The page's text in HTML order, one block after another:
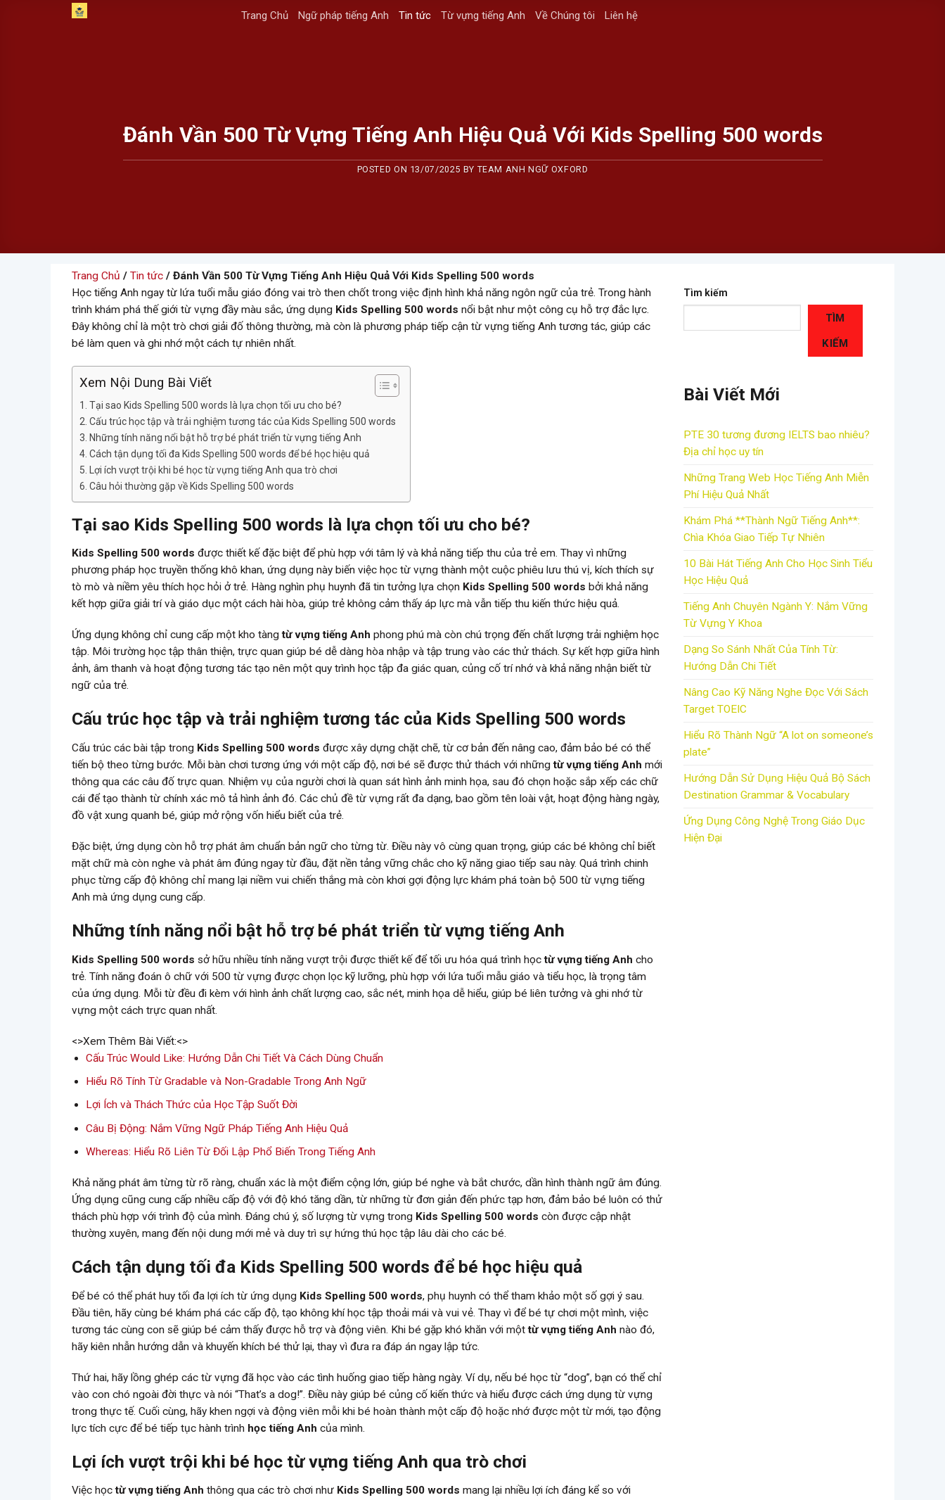
Trang Chủ Ngữ pháp tiếng Anh Tin tức Từ vựng tiếng Anh Về Chúng tôi Liên hệ
Đánh Vần 500 Từ Vựng Tiếng Anh Hiệu Quả Với Kids Spelling 500 words
POSTED ON 13/07/2025 BY TEAM ANH NGỮ OXFORD
Trang Chủ / Tin tức / Đánh Vần 500 Từ Vựng Tiếng Anh Hiệu Quả Với Kids Spelling 500 words
Học tiếng Anh ngay từ lứa tuổi mẫu giáo đóng vai trò then chốt trong việc định hình khả năng ngôn ngữ của trẻ. Trong hành
trình khám phá thế giới từ vựng đầy màu sắc, ứng dụng Kids Spelling 500 words nổi bật như một công cụ hỗ trợ đắc lực.
Đây không chỉ là một trò chơi giải đố thông thường, mà còn là phương pháp tiếp cận từ vựng tiếng Anh tương tác, giúp các
bé làm quen và ghi nhớ một cách tự nhiên nhất.
Xem Nội Dung Bài Viết
Tại sao Kids Spelling 500 words là lựa chọn tối ưu cho bé?
Cấu trúc học tập và trải nghiệm tương tác của Kids Spelling 500 words
Những tính năng nổi bật hỗ trợ bé phát triển từ vựng tiếng Anh
Cách tận dụng tối đa Kids Spelling 500 words để bé học hiệu quả
Lợi ích vượt trội khi bé học từ vựng tiếng Anh qua trò chơi
Câu hỏi thường gặp về Kids Spelling 500 words
Tại sao Kids Spelling 500 words là lựa chọn tối ưu cho bé?
Kids Spelling 500 words được thiết kế đặc biệt để phù hợp với tâm lý và khả năng tiếp thu của trẻ em. Thay vì những
phương pháp học truyền thống khô khan, ứng dụng này biến việc học từ vựng thành một cuộc phiêu lưu thú vị, kích thích sự
tò mò và niềm yêu thích học hỏi ở trẻ. Hàng nghìn phụ huynh đã tin tưởng lựa chọn Kids Spelling 500 words bởi khả năng
kết hợp giữa giải trí và giáo dục một cách hài hòa, giúp trẻ không cảm thấy áp lực mà vẫn tiếp thu kiến thức hiệu quả.
Ứng dụng không chỉ cung cấp một kho tàngtừ vựng tiếng Anh phong phú mà còn chú trọng đến chất lượng trải nghiệm học
tập. Môi trường học tập thân thiện, trực quan giúp bé dễ dàng hòa nhập và tập trung vào các thử thách. Sự kết hợp giữa hình
ảnh, âm thanh và hoạt động tương tác tạo nên một quy trình học tập đa giác quan, củng cố trí nhớ và khả năng nhận biết từ
ngữ của trẻ.
Cấu trúc học tập và trải nghiệm tương tác của Kids Spelling 500 words
Cấu trúc các bài tập trong Kids Spelling 500 words được xây dựng chặt chẽ, từ cơ bản đến nâng cao, đảm bảo bé có thể
tiến bộ theo từng bước. Mỗi bàn chơi tương ứng với một cấp độ, nơi bé sẽ được thử thách với nhữngtừ vựng tiếng Anh mới
thông qua các câu đố trực quan. Nhiệm vụ của người chơi là quan sát hình ảnh minh họa, sau đó chọn hoặc sắp xếp các chữ
cái để tạo thành từ chính xác mô tả hình ảnh đó. Các chủ đề từ vựng rất đa dạng, bao gồm tên loài vật, hoạt động hàng ngày,
đồ vật xung quanh bé, giúp mở rộng vốn hiểu biết của trẻ.
Đặc biệt, ứng dụng còn hỗ trợ phát âm chuẩn bản ngữ cho từng từ. Điều này vô cùng quan trọng, giúp các bé không chỉ biết
mặt chữ mà còn nghe và phát âm đúng ngay từ đầu, đặt nền tảng vững chắc cho kỹ năng giao tiếp sau này. Quá trình chinh
phục từng cấp độ không chỉ mang lại niềm vui chiến thắng mà còn khơi gợi động lực khám phá toàn bộ 500 từ vựng tiếng
Anh mà ứng dụng cung cấp.
Những tính năng nổi bật hỗ trợ bé phát triển từ vựng tiếng Anh
Kids Spelling 500 words sở hữu nhiều tính năng vượt trội được thiết kế để tối ưu hóa quá trình họctừ vựng tiếng Anh cho
trẻ. Tính năng đoán ô chữ với 500 từ vựng được chọn lọc kỹ lưỡng, phù hợp với lứa tuổi mẫu giáo và tiểu học, là trọng tâm
của ứng dụng. Mỗi từ đều đi kèm với hình ảnh chất lượng cao, sắc nét, minh họa dễ hiểu, giúp bé liên tưởng và ghi nhớ từ
vựng một cách trực quan nhất.
<>Xem Thêm Bài Viết:<>
Cấu Trúc Would Like: Hướng Dẫn Chi Tiết Và Cách Dùng Chuẩn
Hiểu Rõ Tính Từ Gradable và Non-Gradable Trong Anh Ngữ
Lợi Ích và Thách Thức của Học Tập Suốt Đời
Câu Bị Động: Nắm Vững Ngữ Pháp Tiếng Anh Hiệu Quả
Whereas: Hiểu Rõ Liên Từ Đối Lập Phổ Biến Trong Tiếng Anh
Khả năng phát âm từng từ rõ ràng, chuẩn xác là một điểm cộng lớn, giúp bé nghe và bắt chước, dần hình thành ngữ âm đúng.
Ứng dụng cũng cung cấp nhiều cấp độ với độ khó tăng dần, từ những từ đơn giản đến phức tạp hơn, đảm bảo bé luôn có thử
thách phù hợp với trình độ của mình. Đáng chú ý, số lượng từ vựng trong Kids Spelling 500 words còn được cập nhật
thường xuyên, mang đến nội dung mới mẻ và duy trì sự hứng thú học tập lâu dài cho các bé.
Cách tận dụng tối đa Kids Spelling 500 words để bé học hiệu quả
Để bé có thể phát huy tối đa lợi ích từ ứng dụng Kids Spelling 500 words, phụ huynh có thể tham khảo một số gợi ý sau.
Đầu tiên, hãy cùng bé khám phá các cấp độ, tạo không khí học tập thoải mái và vui vẻ. Thay vì để bé tự chơi một mình, việc
tương tác cùng con sẽ giúp bé cảm thấy được hỗ trợ và động viên. Khi bé gặp khó khăn với mộttừ vựng tiếng Anh nào đó,
hãy kiên nhẫn hướng dẫn và khuyến khích bé thử lại, thay vì đưa ra đáp án ngay lập tức.
Thứ hai, hãy lồng ghép các từ vựng đã học vào các tình huống giao tiếp hàng ngày. Ví dụ, nếu bé học từ “dog”, bạn có thể chỉ
vào con chó ngoài đời thực và nói “That’s a dog!”. Điều này giúp bé củng cố kiến thức và hiểu được cách ứng dụng từ vựng
trong thực tế. Cuối cùng, hãy khen ngợi và động viên mỗi khi bé hoàn thành một cấp độ hoặc nhớ được một từ mới, tạo động
lực tích cực để bé tiếp tục hành trình học tiếng Anh của mình.
Lợi ích vượt trội khi bé học từ vựng tiếng Anh qua trò chơi
Việc họctừ vựng tiếng Anh thông qua các trò chơi như Kids Spelling 500 words mang lại nhiều lợi ích đáng kể so với
Tìm kiếm
TÌM
KIẾM
Bài Viết Mới
PTE 30 tương đương IELTS bao nhiêu?
Địa chỉ học uy tín
Những Trang Web Học Tiếng Anh Miễn
Phí Hiệu Quả Nhất
Khám Phá **Thành Ngữ Tiếng Anh**:
Chìa Khóa Giao Tiếp Tự Nhiên
10 Bài Hát Tiếng Anh Cho Học Sinh Tiểu
Học Hiệu Quả
Tiếng Anh Chuyên Ngành Y: Nắm Vững
Từ Vựng Y Khoa
Dạng So Sánh Nhất Của Tính Từ:
Hướng Dẫn Chi Tiết
Nâng Cao Kỹ Năng Nghe Đọc Với Sách
Target TOEIC
Hiểu Rõ Thành Ngữ “A lot on someone’s
plate”
Hướng Dẫn Sử Dụng Hiệu Quả Bộ Sách
Destination Grammar & Vocabulary
Ứng Dụng Công Nghệ Trong Giáo Dục
Hiện Đại